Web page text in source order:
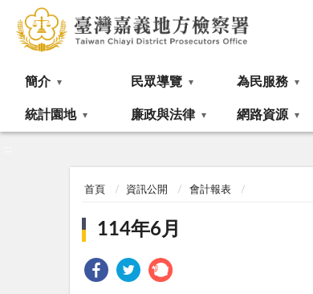
簡介 民眾導覽 為民服務
統計園地 廉政與法律 網路資源
首頁 資訊公開 會計報表
114年6月